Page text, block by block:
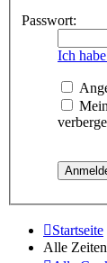
Passwort:
Ich
Startseite
Alle